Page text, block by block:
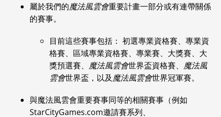
屬於我們的魔法風雲會重要計畫一部分或有連帶關係
的賽事。
目前這些賽事包括： 初選專業資格賽、專業資
格賽、區域專業資格賽、專業賽、大獎賽、大
獎預選賽、 魔法風雲會世界盃資格賽、 魔法風
雲會世界盃，以及魔法風雲會世界冠軍賽。
與魔法風雲會重要賽事同等的相關賽事（例如
StarCityGames.com邀請賽系列、